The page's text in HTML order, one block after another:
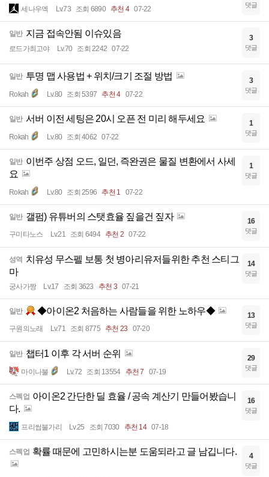
세나우엑 Lv.73 조회 6890 추천 4 07-22 댓글
일반 지금 접속안됨 이슈있음
로드가최고야 Lv.70 조회 2242 07-22
3
댓글
일반 투명 맵 사용법 + 위치/크기 조절 방법
Rokah Lv.80 조회 5397 추천 4 07-22
3
댓글
일반 서버 이전 세팅은 20시 오픈 전 미리 해두세요
Rokah Lv.80 조회 4062 07-22
1
댓글
일반 이번주 상점 오드, 일던, 즉완권은 물질 변환에서 사세
요
Rokah Lv.80 조회 2596 추천 1 07-22
1
댓글
일반 갤펌) 유튜버의 스탯효율 짚을건 짚자
구미타노스 Lv.21 조회 6494 추천 2 07-22
16
댓글
성역 치유성 무스펠 보통 첫 병아리유저들위한 추천 스티그
마
궁사가짱 Lv.17 조회 3623 추천 3 07-21
14
댓글
일반 ◆아이온2 처음하는 사람들을 위한 노하우◆
구원의노래 Lv.71 조회 8775 추천 23 07-20
13
댓글
일반 챕터1 이후 각 서버 순위
마이나불 Lv.72 조회 13554 추천 7 07-19
29
댓글
스펙업 아이온2 간단한 딜 효율 / 공속 계산기 만들어봤습니
다.
프리썹불가리 Lv.25 조회 7030 추천 14 07-18
16
댓글
스펙업 확률 때문에 고민하시는분 도움되라고 글 남깁니다. 4
댓글